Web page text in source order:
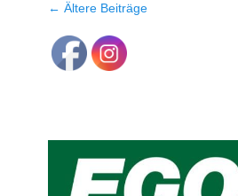
Beitragsnavigation
← Ältere Beiträge